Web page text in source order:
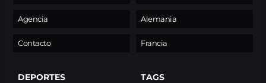
Agencia
Contacto
Alemania
Francia
DEPORTES TAGS